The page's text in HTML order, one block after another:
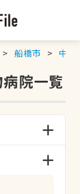
船橋市 中毒
院一覧